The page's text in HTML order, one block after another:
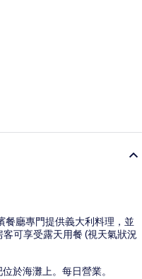
餐廳專門提供義大利料理，並
可享受露天用餐 (視天氣狀況
於海灘上。每日營業。